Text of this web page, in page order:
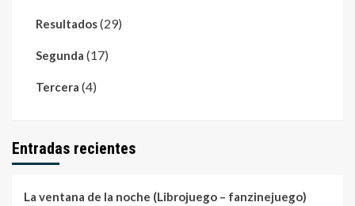
Resultados(29)
Segunda (17)
Tercera (4)
Entradas recientes
La ventana de la noche (Librojuego – fanzinejuego)